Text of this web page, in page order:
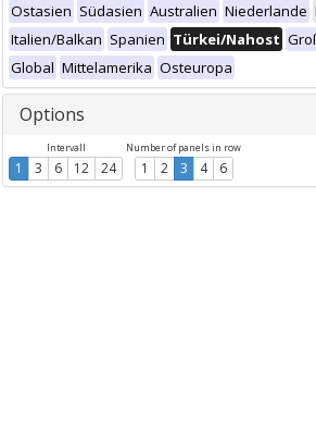
Ostasien Südasien Australien Niederlande
Italien/Balkan Spanien Türkei/Nahost
Global Mittelamerika Osteuropa
Options
Intervall
1 3 6 12 24
Number of panels in row
1 2 3 4 6